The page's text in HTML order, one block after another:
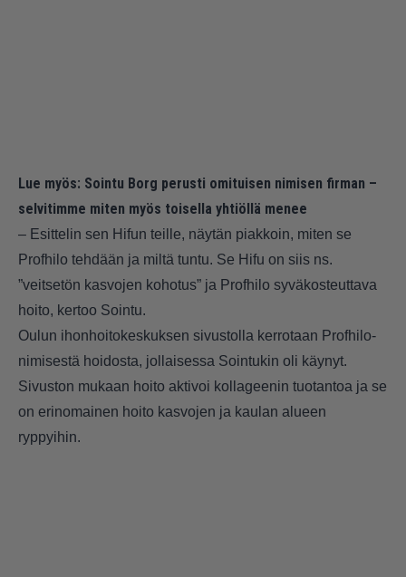
Lue myös: Sointu Borg perusti omituisen nimisen firman –
selvitimme miten myös toisella yhtiöllä menee
– Esittelin sen Hifun teille, näytän piakkoin, miten se
Profhilo tehdään ja miltä tuntu. Se Hifu on siis ns.
”veitsetön kasvojen kohotus” ja Profhilo syväkosteuttava
hoito, kertoo Sointu.
Oulun ihonhoitokeskuksen sivustolla kerrotaan Profhilo-
nimisestä hoidosta, jollaisessa Sointukin oli käynyt.
Sivuston mukaan hoito aktivoi kollageenin tuotantoa ja se
on erinomainen hoito kasvojen ja kaulan alueen
ryppyihin.